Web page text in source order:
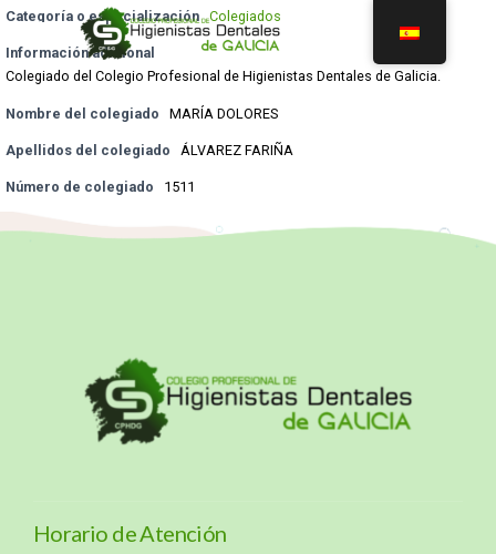
Categoría o especialización Colegiados
Información adicional
Colegiado del Colegio Profesional de Higienistas Dentales de Galicia.
Nombre del colegiado MARÍA DOLORES
Apellidos del colegiado ÁLVAREZ FARIÑA
Número de colegiado 1511
Horario de Atención